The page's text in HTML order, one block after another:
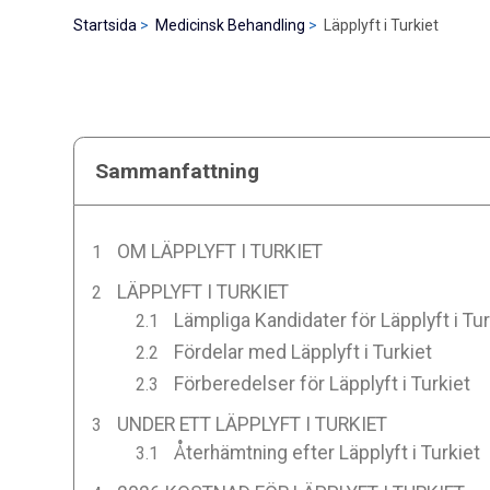
Startsida Medicinsk Behandling Läpplyft i Turkiet
Sammanfattning
OM LÄPPLYFT I TURKIET
LÄPPLYFT I TURKIET
Lämpliga Kandidater för Läpplyft i
Fördelar med Läpplyft i Turkiet
Förberedelser för Läpplyft i Turkiet
UNDER ETT LÄPPLYFT I TURKIET
Återhämtning efter Läpplyft i Turkiet